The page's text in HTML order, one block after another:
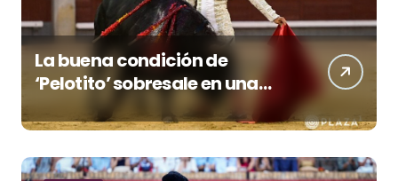
La buena condición de
‘Pelotito’ sobresale en una
noche gris en Las Ventas